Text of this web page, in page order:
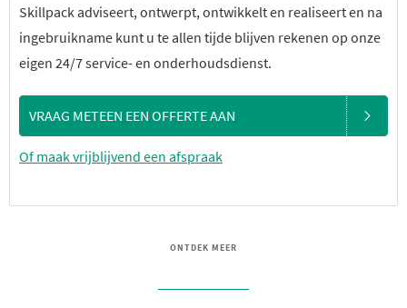
Skillpack adviseert, ontwerpt, ontwikkelt en realiseert en na
ingebruikname kunt u te allen tijde blijven rekenen op onze
eigen 24/7 service- en onderhoudsdienst.
VRAAG METEEN EEN OFFERTE AAN
Of maak vrijblijvend een afspraak
ONTDEK MEER